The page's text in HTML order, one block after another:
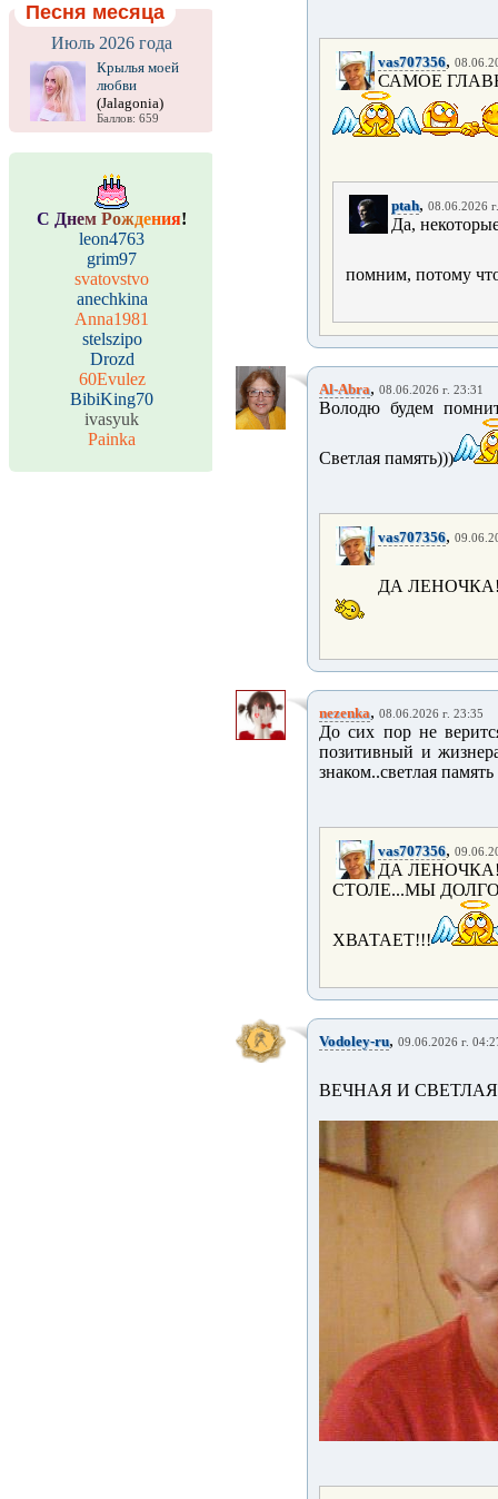
Песня месяца
Июль 2026 года
Крылья моей
любви
(Jalagonia)
Баллов: 659
С Днем Рождения!
leon4763
grim97
svatovstvo
anechkina
Anna1981
stelszipo
Drozd
60Evulez
BibiKing70
ivasyuk
Painka
vas707356,
САМОЕ
ptah, 08.06.2026
Да,
помним, потому
Al-Abra, 08.06.2026 г. 23:31
Володю будем
Светлая память)))
vas707356,
ДА
nezenka, 08.06.2026 г. 23:35
До сих пор не
позитивный и
знаком..светлая
vas707356,
ДА
СТОЛЕ...МЫ
ХВАТАЕТ!!!
Vodoley-ru, 09.06.2026 г.
ВЕЧНАЯ И